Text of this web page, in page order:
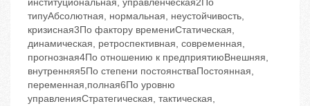
институциональная, управленческая2По
типуАбсолютная, нормальная, неустойчивость,
кризисная3По фактору времениСтатическая,
динамическая, ретроспективная, современная,
прогнозная4По отношению к предприятиюВнешняя,
внутренняя5По степени постоянстваПостоянная,
переменная,полная6По уровню
управленияСтратегическая, тактическая,